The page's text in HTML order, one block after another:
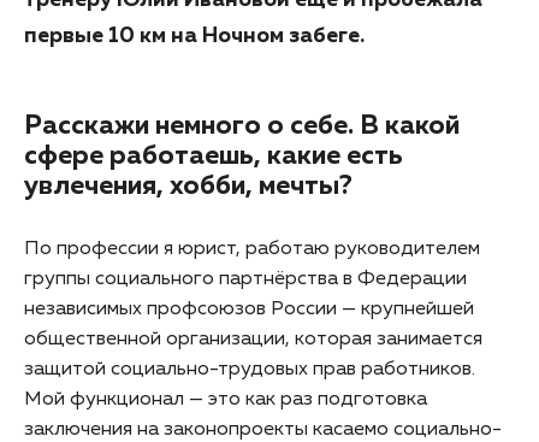
первые 10 км на Ночном забеге.
Расскажи немного о себе. В какой
сфере работаешь, какие есть
увлечения, хобби, мечты?
По профессии я юрист, работаю руководителем
группы социального партнёрства в Федерации
независимых профсоюзов России — крупнейшей
общественной организации, которая занимается
защитой социально-трудовых прав работников.
Мой функционал — это как раз подготовка
заключения на законопроекты касаемо социально-